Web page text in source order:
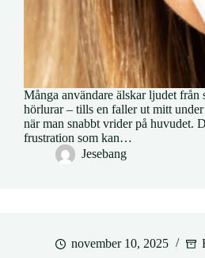
Många användare älskar ljudet från
hörlurar – tills en faller ut mitt
när man snabbt vrider på huvudet.
frustration som kan…
Jesebang
november 10, 2025